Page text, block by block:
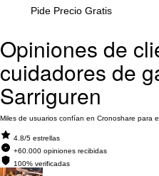
Pide Precio Gratis
Opiniones de
cuidadores de
Sarriguren
Miles de usuarios confían en Cronoshare para
4.8/5 estrellas
+60.000 opiniones recibidas
100% verificadas